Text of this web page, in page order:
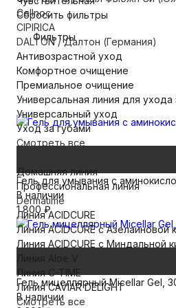
Cellnoc
CIPIRICA
DALTON / Далтон (Германия)
Антивозрастной уход
Комфортное очищение
Премиальное очищение
Универсальная линия для ухода
Универсальный уход
Уход за губами
Смотреть все
Домашняя линия
Профессиональная линия
Dermatime
Линия ACIDCURE
Линия ACIDCURE с Азелаиновой
Линия ACIDCURE с Миндальной
Линия Aloe V
Линия C-TIME
Линия CAVIAR DELIGHT
Смотреть все
Сбросить фильтры
Фильтры
Гель для умывания с
В наличии
1 800 ₽
Гель мицеллярный Micellar Gel,
В наличии